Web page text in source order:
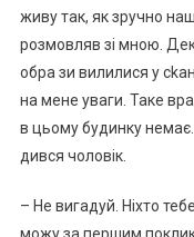
живу так, як зручно
розмовляв зі мною.
обра зи вилилися у
на мене уваги. Таке
в цьому будинку
дився чоловік.
– Не вигадуй. Ніхто